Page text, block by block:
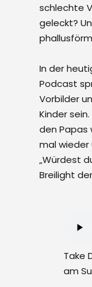
schlechte
geleckt?
In der
Podcast
Vorbilder
Kinder
den Papas
mal wieder
„Würdest
Breilight
Take
am